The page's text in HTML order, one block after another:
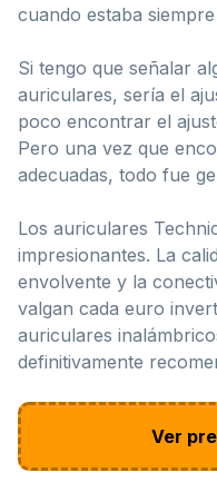
cuando estaba
Si tengo que señalar
auriculares, sería el
poco encontrar el
Pero una vez que
adecuadas, todo fue
Los auriculares
impresionantes. La
envolvente y la
valgan cada euro
auriculares
definitivamente
Ver